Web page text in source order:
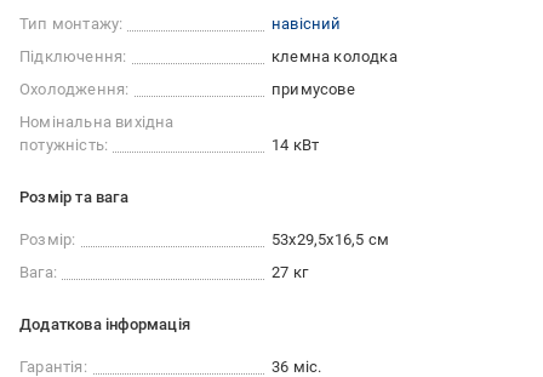
Тип монтажу:
навісний
Підключення:
клемна колодка
Охолодження:
примусове
Номінальна вихідна
потужність:
14 кВт
Розмір та вага
Розмір:
53х29,5х16,5 см
Вага:
27 кг
Додаткова інформація
Гарантія:
36 міс.